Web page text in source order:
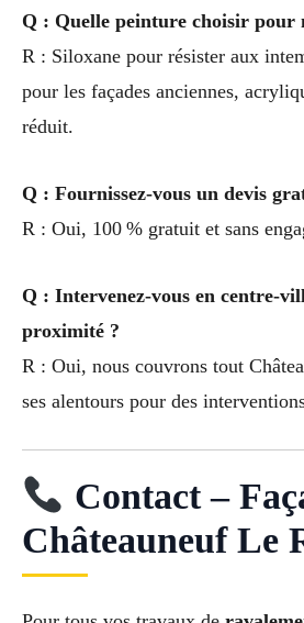
Q : Quelle peinture choisir pour
R : Siloxane pour résister aux
pour les façades anciennes,
réduit.
Q : Fournissez-vous un devis
R : Oui, 100 % gratuit et sans
Q : Intervenez-vous en centre-
proximité ?
R : Oui, nous couvrons tout
ses alentours pour des
Contact –
Châteauneuf Le